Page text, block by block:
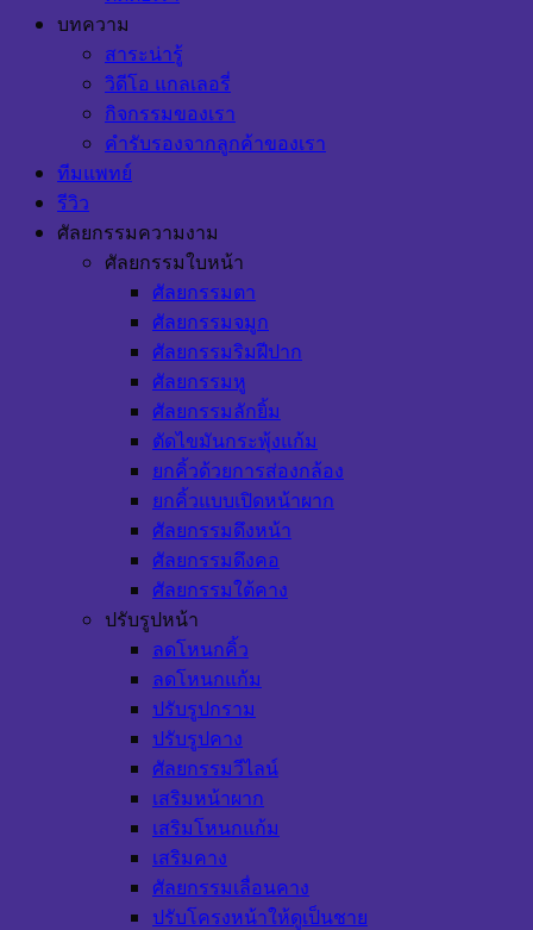
บทความ
สาระน่ารู้
วิดีโอ แกลเลอรี่
กิจกรรมของเรา
คำรับรองจากลูกค้าของเรา
ทีมแพทย์
รีวิว
ศัลยกรรมความงาม
ศัลยกรรมใบหน้า
ศัลยกรรมตา
ศัลยกรรมจมูก
ศัลยกรรมริมฝีปาก
ศัลยกรรมหู
ศัลยกรรมลักยิ้ม
ตัดไขมันกระพุ้งแก้ม
ยกคิ้วด้วยการส่องกล้อง
ยกคิ้วแบบเปิดหน้าผาก
ศัลยกรรมดึงหน้า
ศัลยกรรมดึงคอ
ศัลยกรรมใต้คาง
ปรับรูปหน้า
ลดโหนกคิ้ว
ลดโหนกแก้ม
ปรับรูปกราม
ปรับรูปคาง
ศัลยกรรมวีไลน์
เสริมหน้าผาก
เสริมโหนกแก้ม
เสริมคาง
ศัลยกรรมเลื่อนคาง
ปรับโครงหน้าให้ดูเป็นชาย